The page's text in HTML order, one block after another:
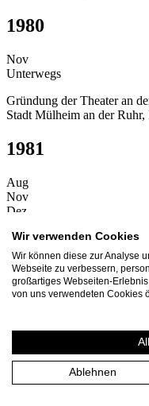
1980
Nov
Unterwegs
Gründung der Theater an
Stadt Mülheim an der
1981
Aug
Nov
Dez
Beginn der ersten Spielzeit
Zuhause
Eröffnung des kleinen
Raffelbergpark mit der
Wir verwenden Cookies
Wir können diese zur Analyse
Webseite zu verbessern,
großartiges Webseiten-
von uns verwendeten Cookies
Ablehnen